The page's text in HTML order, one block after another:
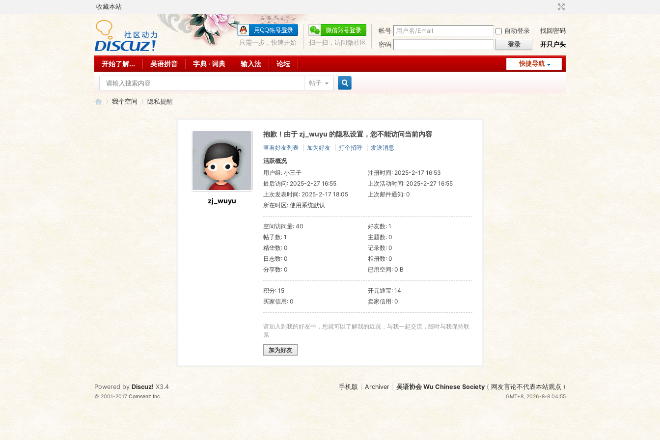
收藏本站
帐号 自动登录
找回密码
密码
登录 开只户头
扫一扫，访问微社区
只需一步，快速开始
快捷导航
开始了解... 吴语拼音 字典 · 词典 输入法 论坛
帖子
索
语
我个空间
›
隐私提醒
zj_wuyu
抱歉！由于 zj_wuyu 的隐私设置，您不能访问当前内容
查看好友列表 加为好友 打个招呼
发送消息
活跃概况
用户组: 小三子
注册时间: 2025-2-17 16:53
最后访问: 2025-2-27 16:55
上次活动时间: 2025-2-27 16:55
上次发表时间: 2025-2-17 18:05
上次邮件通知: 0
所在时区: 使用系统默认
空间访问量: 40
好友数: 1
帖子数: 1
主题数: 0
精华数: 0
记录数: 0
日志数: 0
相册数: 0
分享数: 0
已用空间: 0 B
积分: 15
开元通宝: 14
买家信用: 0
卖家信用: 0
请加入到我的好友中，您就可以了解我的近况，与我一起交流，随时与我保持联
系
加为好友
手机版 Archiver 吴语协会 Wu Chinese Society( 网友言论不代表本站观点 )
GMT+8, 2026-8-8 04:55
Powered by Discuz! X3.4
© 2001-2017 Comsenz Inc.